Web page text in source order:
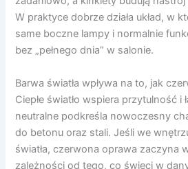
W praktyce dobrze działa układ, w
same boczne lampy i normalnie
bez „pełnego dnia” w salonie.
Barwa światła wpływa na to, jak
Ciepłe światło wspiera przytulność i
neutralne podkreśla nowoczesny
do betonu oraz stali. Jeśli we
światła, czerwona oprawa zaczyna
zależności od tego, co świeci w